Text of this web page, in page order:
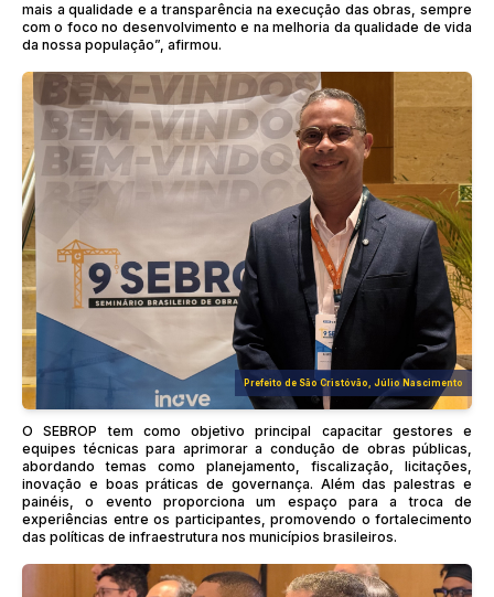
mais a qualidade e a transparência na execução das obras, sempre
com o foco no desenvolvimento e na melhoria da qualidade de vida
da nossa população”, afirmou.
Prefeito de São Cristóvão, Júlio Nascimento
O SEBROP tem como objetivo principal capacitar gestores e
equipes técnicas para aprimorar a condução de obras públicas,
abordando temas como planejamento, fiscalização, licitações,
inovação e boas práticas de governança. Além das palestras e
painéis, o evento proporciona um espaço para a troca de
experiências entre os participantes, promovendo o fortalecimento
das políticas de infraestrutura nos municípios brasileiros.